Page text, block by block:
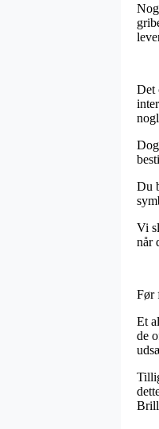
Det
Du
Vi
når
Før
Et
de